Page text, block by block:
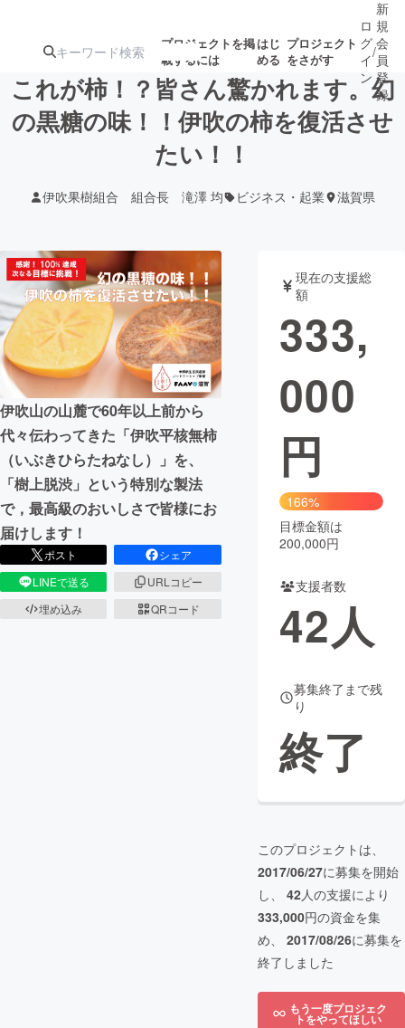
プロジェクトを掲
載するには
はじ
める
プロジェクト
をさがす
注目の新着プロ 募集終了が近いプ
テクノロジー・ガジェット
映像・映画 書籍・雑誌
ビジネス・起業 チャレンジ
まちづくり・地域活性化
CAMPFIRE for Social Good
CAMPFIRE Creation
CAMPFIREふるさと納税 machi-ya コミュニティ
ロ
グ
イ
ン
/
新
規
会
員
登
録
これが柿！？皆さん驚かれます。幻
の黒糖の味！！伊吹の柿を復活させ
たい！！
伊吹果樹組合 組合長 滝澤 均 ビジネス・起業 滋賀県
伊吹山の山麓で60年以上前から
代々伝わってきた「伊吹平核無柿
（いぶきひらたねなし）」を、
「樹上脱渋」という特別な製法
で，最高級のおいしさで皆様にお
届けします！
ポスト
シェア
LINEで送る
URLコピー
埋め込み
QRコード
現在の支援総
額
333,
000
円
166%
目標金額は
200,000円
支援者数
42人
募集終了まで残
り
終了
このプロジェクトは、
2017/06/27に募集を開始
し、 42人の支援により
333,000円の資金を集
め、 2017/08/26に募集を
終了しました
もう一度プロジェク
トをやってほしい